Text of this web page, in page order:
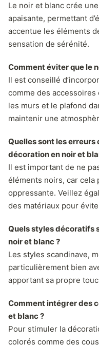
Le noir et blanc crée
apaisante, permettant
accentue les éléments
sensation de sérénité.
Comment éviter que le
Il est conseillé
comme des
les murs et le plafond
maintenir une
Quelles sont les erreurs
décoration en noir et
Il est important de ne
éléments noirs, car cela
oppressante. Veillez
des matériaux pour
Quels styles décoratifs
noir et blanc ?
Les styles scandinave,
particulièrement bien
apportant sa propre
Comment intégrer des
et blanc ?
Pour stimuler la
colorés comme des